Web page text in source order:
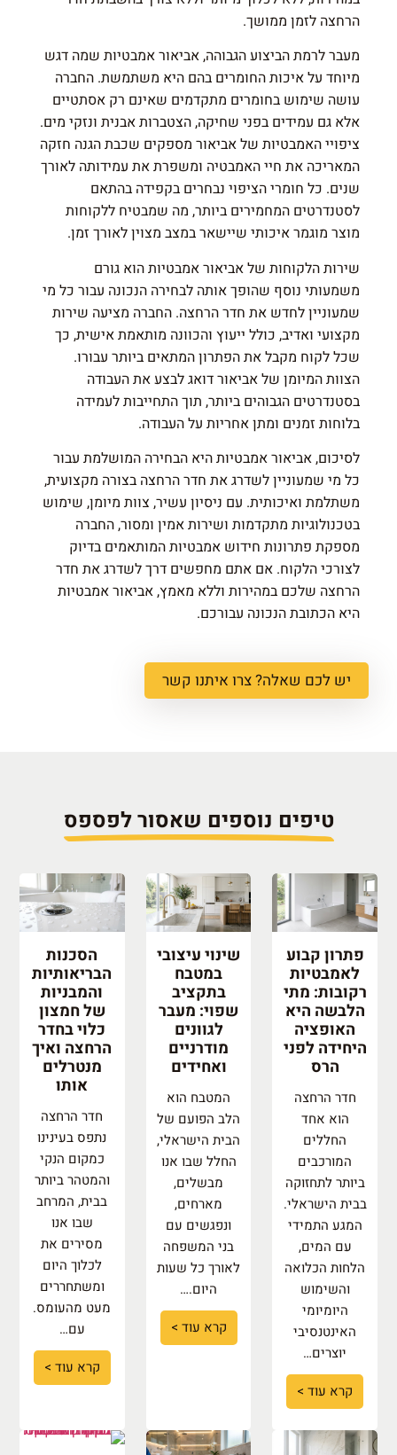
הרחצה לזמן ממושך.
מעבר לרמת הביצוע הגבוהה, אביאור אמבטיות שמה דגש
מיוחד על איכות החומרים בהם היא משתמשת. החברה
עושה שימוש בחומרים מתקדמים שאינם רק אסתטיים
אלא גם עמידים בפני שחיקה, הצטברות אבנית ונזקי מים.
ציפויי האמבטיות של אביאור מספקים שכבת הגנה חזקה
המאריכה את חיי האמבטיה ומשפרת את עמידותה לאורך
שנים. כל חומרי הציפוי נבחרים בקפידה בהתאם
לסטנדרטים המחמירים ביותר, מה שמבטיח ללקוחות
מוצר מוגמר איכותי שיישאר במצב מצוין לאורך זמן.
שירות הלקוחות של אביאור אמבטיות הוא גורם
משמעותי נוסף שהופך אותה לבחירה הנכונה עבור כל מי
שמעוניין לחדש את חדר הרחצה. החברה מציעה שירות
מקצועי ואדיב, כולל ייעוץ והכוונה מותאמת אישית, כך
שכל לקוח מקבל את הפתרון המתאים ביותר עבורו.
הצוות המיומן של אביאור דואג לבצע את העבודה
בסטנדרטים הגבוהים ביותר, תוך התחייבות לעמידה
בלוחות זמנים ומתן אחריות על העבודה.
לסיכום, אביאור אמבטיות היא הבחירה המושלמת עבור
כל מי שמעוניין לשדרג את חדר הרחצה בצורה מקצועית,
משתלמת ואיכותית. עם ניסיון עשיר, צוות מיומן, שימוש
בטכנולוגיות מתקדמות ושירות אמין ומסור, החברה
מספקת פתרונות חידוש אמבטיות המותאמים בדיוק
לצורכי הלקוח. אם אתם מחפשים דרך לשדרג את חדר
הרחצה שלכם במהירות וללא מאמץ, אביאור אמבטיות
היא הכתובת הנכונה עבורכם.
יש לכם שאלה? צרו איתנו קשר
טיפים נוספים שאסור לפספס
פתרון קבוע
לאמבטיות
רקובות: מתי
הלבשה היא
האופציה
היחידה לפני
הרס
חדר הרחצה
הוא אחד
החללים
המורכבים
ביותר לתחזוקה
בבית הישראלי.
המגע התמידי
עם המים,
הלחות הכלואה
והשימוש
היומיומי
האינטנסיבי
יוצרים…
קרא עוד >
שינוי עיצובי
במטבח
בתקציב
שפוי: מעבר
לגוונים
מודרניים
ואחידים
המטבח הוא
הלב הפועם של
הבית הישראלי,
החלל שבו אנו
מבשלים,
מארחים,
ונפגשים עם
בני המשפחה
לאורך כל שעות
היום.…
קרא עוד >
הסכנות
הבריאותיות
והמבניות
של חמצון
כלוי בחדר
הרחצה ואיך
מנטרלים
אותו
חדר הרחצה
נתפס בעינינו
כמקום הנקי
והמטהר ביותר
בבית, המרחב
שבו אנו
מסירים את
לכלוך היום
ומשתחררים
מעט מהעומס.
עם…
קרא עוד >